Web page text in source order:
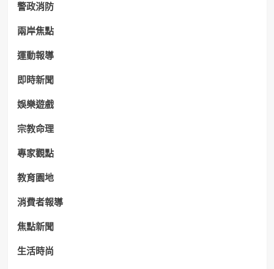
警政消防
兩岸焦點
運動報導
即時新聞
娛樂遊戲
宗教命理
專家觀點
教育園地
消費者報導
焦點新聞
生活時尚